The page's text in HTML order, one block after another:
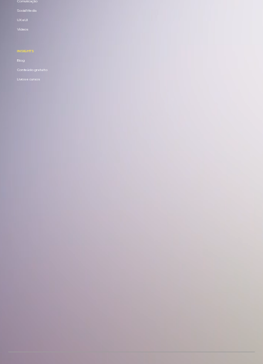
Comunicação
Social Media
UX e UI
Vídeos
INSIGHTS
Blog
Conteúdo gratuito
Livros e cursos